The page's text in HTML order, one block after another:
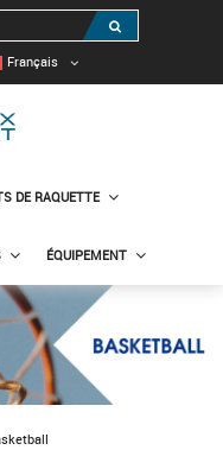
Français
DE RAQUETTE
ÉQUIPEMENT